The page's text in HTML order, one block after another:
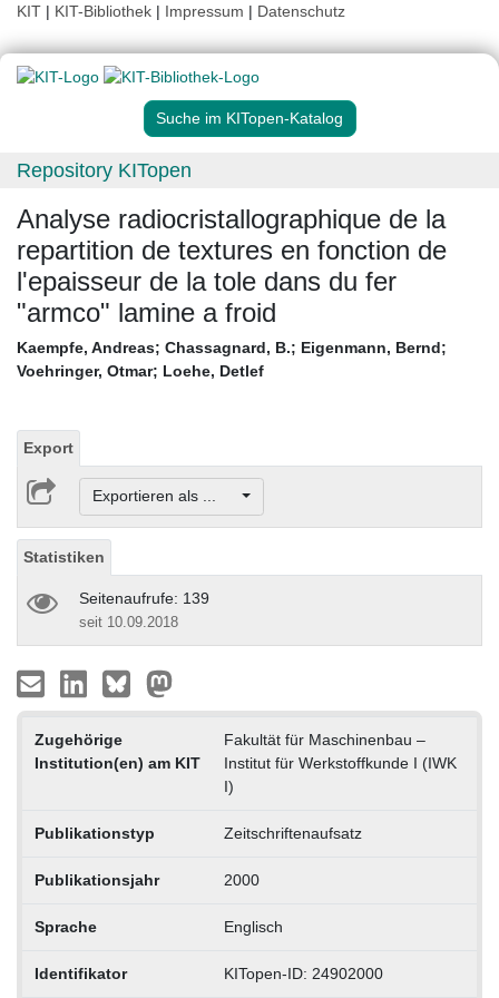
KIT | KIT-Bibliothek | Impressum | Datenschutz
Suche im KITopen-Katalog
Repository KITopen
Analyse radiocristallographique de la
repartition de textures en fonction de
l'epaisseur de la tole dans du fer
"armco" lamine a froid
Kaempfe, Andreas; Chassagnard, B.; Eigenmann, Bernd;
Voehringer, Otmar; Loehe, Detlef
Export
Exportieren als ...
Statistiken
Seitenaufrufe: 139
seit 10.09.2018
Zugehörige
Institution(en) am KIT
Fakultät für Maschinenbau –
Institut für Werkstoffkunde I (IWK
I)
Publikationstyp Zeitschriftenaufsatz
Publikationsjahr 2000
Sprache Englisch
Identifikator KITopen-ID: 24902000